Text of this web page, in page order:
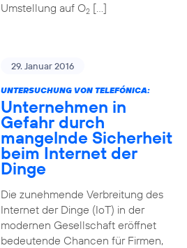
Umstellung auf O2[…]
29. Januar 2016
UNTERSUCHUNG VON TELEFÓNICA:
Unternehmen in
Gefahr durch
mangelnde Sicherheit
beim Internet der
Dinge
Die zunehmende Verbreitung des
Internet der Dinge (IoT) in der
modernen Gesellschaft eröffnet
bedeutende Chancen für Firmen,